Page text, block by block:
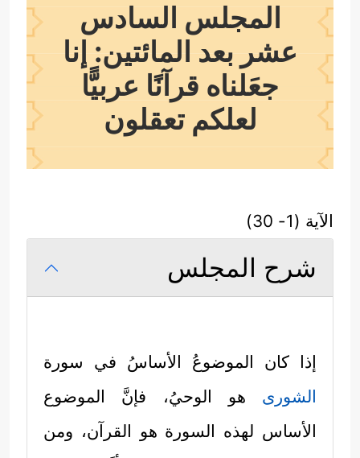
المجلس السادس
عشر بعد المائتين: إنا
جعَلناه قرآنًا عربيًّا
لعلكم تعقلون
الآية (1- 30)
شرح المجلس
إذا كان الموضوعُ الأساسُ في سورة
الشورى هو الوحيُ، فإنَّ الموضوع
الأساس لهذه السورة هو القرآن، ومن